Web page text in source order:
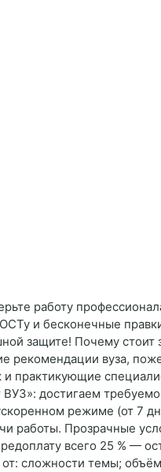
работу
и бесконечные
защите! Почему
рекомендации вуза,
и практикующие
ВУЗ»: достигаем
режиме (от 7
работы. Прозрачные
всего 25 % —
сложности темы;